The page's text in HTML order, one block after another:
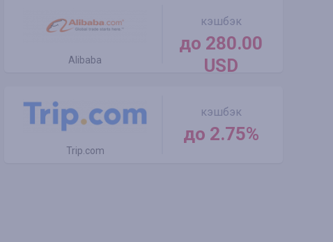
Alibaba
кэшбэк
до 280.00
USD
Trip.com
кэшбэк
до 2.75%